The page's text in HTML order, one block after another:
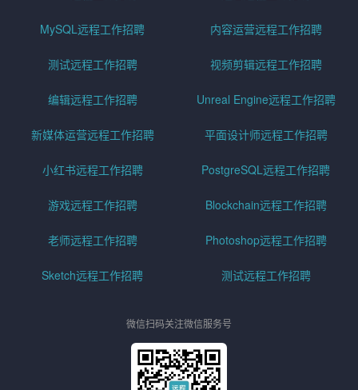
MySQL远程工作招聘 内容运营远程工作招聘
测试远程工作招聘 视频剪辑远程工作招聘
编辑远程工作招聘 Unreal Engine远程工作招聘
新媒体运营远程工作招聘 平面设计师远程工作招聘
小红书远程工作招聘 PostgreSQL远程工作招聘
游戏远程工作招聘 Blockchain远程工作招聘
老师远程工作招聘 Photoshop远程工作招聘
Sketch远程工作招聘 测试远程工作招聘
微信扫码关注微信服务号